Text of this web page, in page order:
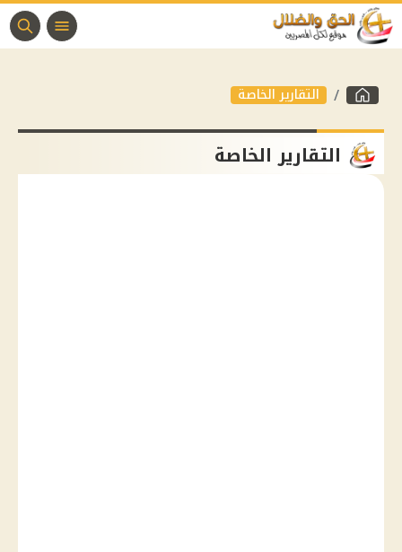
التقارير الخاصة
التقارير الخاصة